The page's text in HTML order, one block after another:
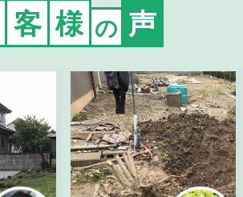
客 様 の 声